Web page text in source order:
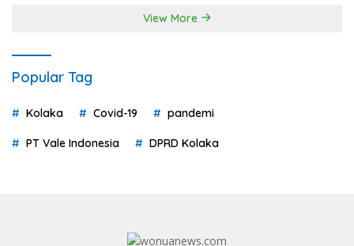
View More
Popular Tag
Kolaka Covid-19 pandemi
PT Vale Indonesia DPRD Kolaka